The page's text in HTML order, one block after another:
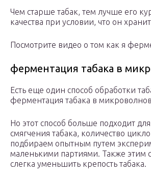
Чем старше табак, тем лучше его
качества при условии, что он
Посмотрите видео о том как я
ферментация табака в
Есть еще один способ обработки
ферментация табака в
Но этот способ больше подходит
смягчения табака, количество
подбираем опытным путем
маленькими партиями. Также этим
слегка уменьшить крепость табака.